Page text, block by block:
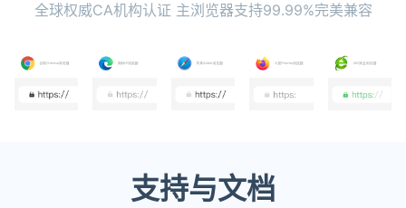
全球权威CA机构认证 主浏览器支持99.99%完美兼容
支持与文档